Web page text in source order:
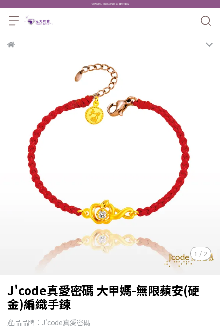
1 / 2
J'code真愛密碼 大甲媽-無限蘋安(硬
金)編織手鍊
產品品牌：J'code真愛密碼